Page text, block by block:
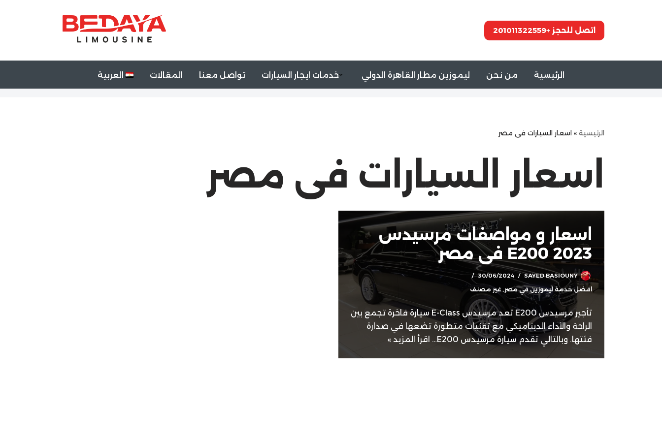
اتصل للحجز +201011322559
الرئيسية من نحن ليموزين مطار القاهرة الدولي خدمات ايجار السيارات تواصل معنا المقالات العربية
الرئيسية » اسعار السيارات فى مصر
اسعار السيارات فى مصر
اسعار و مواصفات مرسيدس
E200 2023 فى مصر
SAYED BASIOUNY
30/06/2024
افضل خدمة ليموزين في مصر ,غير مصنف
تأجير مرسيدس E200 تعد مرسيدس E-Class سيارة فاخرة تجمع بين
الراحة والأداء الديناميكي مع تقنيات متطورة تضعها في صدارة
فئتها. وبالتالي تقدم سيارة مرسيدس E200…
اقرأ المزيد »